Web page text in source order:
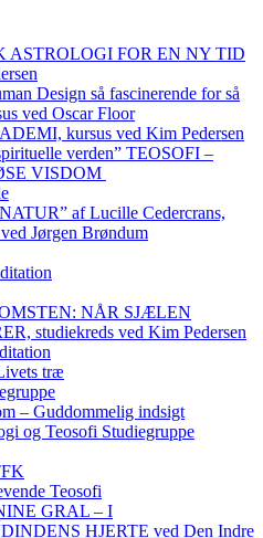
ASTROLOGI FOR EN NY TID
Design så fascinerende for så
ved Oscar Floor
kursus ved Kim Pedersen
verden” TEOSOFI –
VISDOM
af Lucille Cedercrans,
Jørgen Brøndum
NÅR SJÆLEN
studiekreds ved Kim Pedersen
træ
– Guddommelig indsigt
og Teosofi Studiegruppe
Teosofi
GRAL – I
HJERTE ved Den Indre